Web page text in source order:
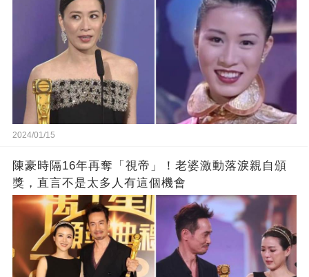
2024/01/15
陳豪時隔16年再奪「視帝」！老婆激動落淚親自頒
獎，直言不是太多人有這個機會